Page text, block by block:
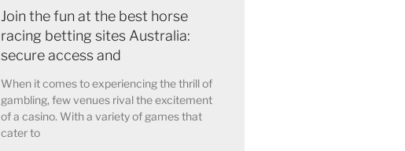
Join the fun at the best horse
racing betting sites Australia:
secure access and
When it comes to experiencing the thrill of
gambling, few venues rival the excitement
of a casino. With a variety of games that
cater to